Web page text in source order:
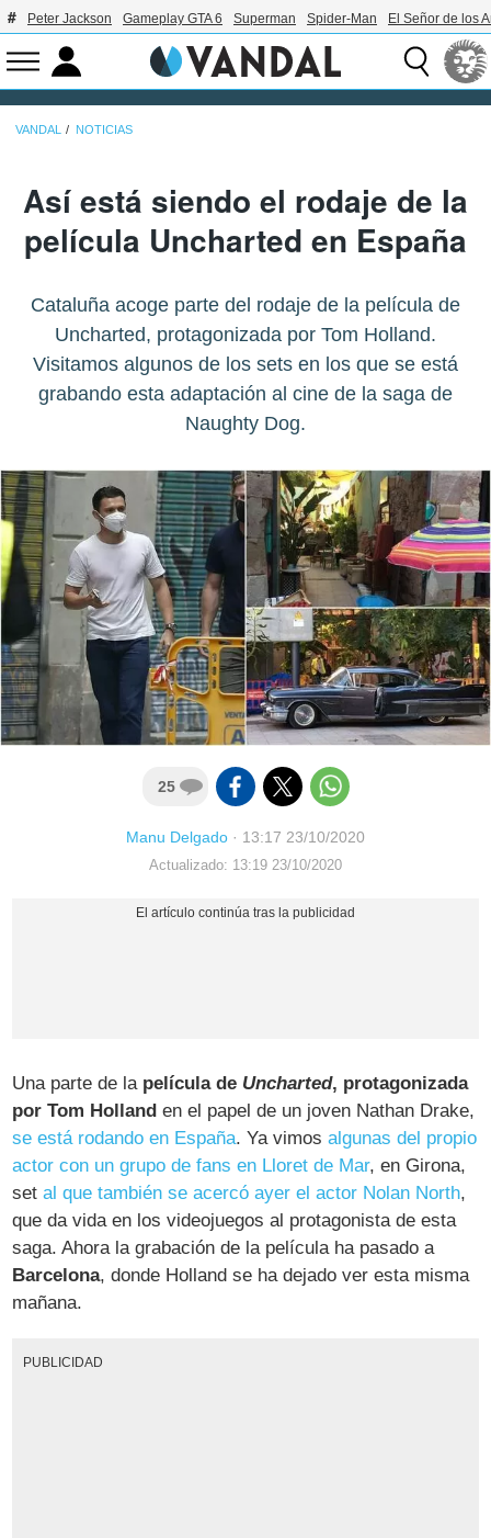
Peter Jackson Gameplay GTA 6 Superman Spider-Man El Señor de los
VANDAL NOTICIAS
Así está siendo el rodaje de la
película Uncharted en España
Cataluña acoge parte del rodaje de la película de
Uncharted, protagonizada por Tom Holland.
Visitamos algunos de los sets en los que se está
grabando esta adaptación al cine de la saga de
Naughty Dog.
25
Manu Delgado · 13:17 23/10/2020
Actualizado: 13:19 23/10/2020
Una parte de la película de Uncharted, protagonizada
por Tom Holland en el papel de un joven Nathan Drake,
se está rodando en España. Ya vimosalgunas del propio
actor con un grupo de fans en Lloret de Mar, en Girona,
setal que también se acercó ayer el actor Nolan North,
que da vida en los videojuegos al protagonista de esta
saga. Ahora la grabación de la película ha pasado a
Barcelona, donde Holland se ha dejado ver esta misma
mañana.
PUBLICIDAD